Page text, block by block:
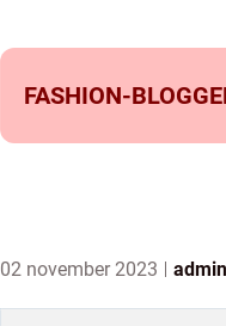
FASHION-
02 november 2023 admin